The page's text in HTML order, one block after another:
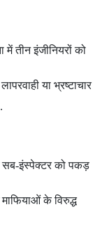
में तीन इंजीनियरों को
या भ्रष्टाचार
सब-इंस्पेक्टर को पकड़
के विरुद्ध